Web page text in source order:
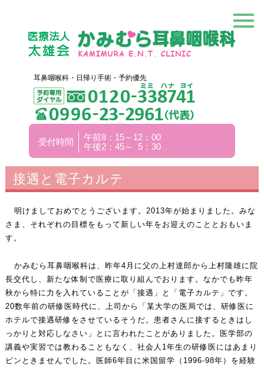
耳鼻咽喉科・日帰り手術・予約優先
受付時間
午前8：15～12：00
午後2：45～ 5：30
接遇と電子カルテ
明けましておめでとうございます。2013年が始まりました。みな
さま、それぞれの目標をもって新しい年をお迎えのこととおもいま
す。
かみむら耳鼻咽喉科は、昨年4月に父の上村達郎から上村隆雄に院
長交代し、新たな体制で医療に取り組んでおります。なかでも昨年
秋から特に力を入れていることが「接遇」と「電子カルテ」です。
20数年前の研修医時代に、上司から「某大学の医局では、研修医に
ホテルで接遇研修をさせているそうだ。患者さんに接するときはし
っかりと対応しなさい」とに言われたことがありました。医学部の
講義や実習では教わることもなく、社会人1年生の研修医にはあまり
ピンときませんでした。医師6年目に米国留学（1996-98年）を経験